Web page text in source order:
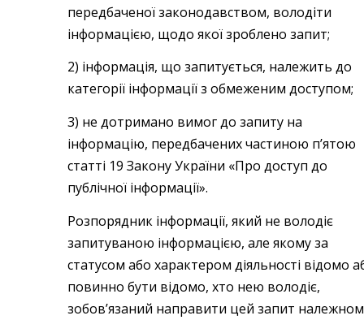
передбаченої законодавством, володіти
інформацією, щодо якої зроблено запит;
2) інформація, що запитується, належить до
категорії інформації з обмеженим доступом;
3) не дотримано вимог до запиту на
інформацію, передбачених частиною п’ятою
статті 19 Закону України «Про доступ до
публічної інформації».
Розпорядник інформації, який не володіє
запитуваною інформацією, але якому за
статусом або характером діяльності відомо
повинно бути відомо, хто нею володіє,
зобов’язаний направити цей запит